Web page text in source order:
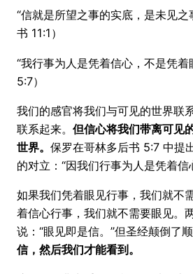
“信就是所望之事的实底，是未见
书 11:1）
“我行事为人是凭着信心，不是凭着
5:7）
我们的感官将我们与可见的世界联
联系起来。 但信心将我们带离可见
世界。 保罗在哥林多后书 5:7 中提
的对立：“因我们行事为人是凭着
如果我们凭着眼见行事，我们就不
着信心行事，我们就不需要眼见。
说：“眼见即是信。”但圣经颠倒了顺
信，然后我们才能看到。